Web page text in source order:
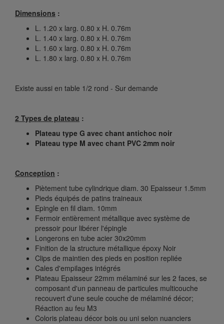
Dimensions :
L. 1.20 x larg. 0.80 x H. 0.76m
L. 1.40 x larg. 0.80 x H. 0.76m
L. 1.60 x larg. 0.80 x H. 0.76m
L. 1.80 x larg. 0.80 x H. 0.76m
Existe aussi en table 1/2 rond - Sur demande
2 Types de plateau :
Plateau type G avec chant antichoc noir
Plateau type M avec chant PVC 2mm noir
Conception :
Piètement tube cylindrique diam. 30 Epaisseur 1.5mm
Pieds équipés de patins traineaux
Epingle en fil diam. 10mm
Fermoir entièrement métallique avec système de
pressoir pour libérer l'épingle
Longerons en tube acier 30x20mm
Finition de la structure métallique époxy Noir
Clips de maintien des pieds en position repliée
Cales d'empilages intégrés
Plateau Epaisseur 22mm mélaminé sur les 2 faces, se
composant d'un panneau de particules multicouche
recouvert d'une seule couche de mélaminé décor;
Réaction au feu M3
Coloris plateau décor bois ou uni selon nuanciers